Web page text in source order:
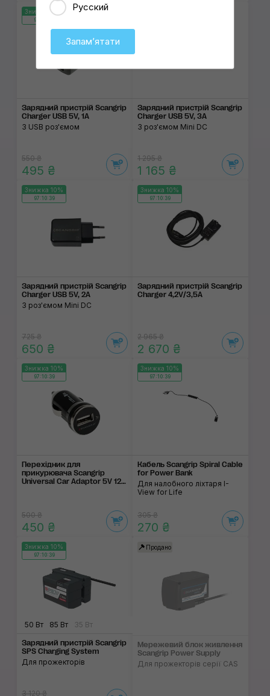
Знижка 10%
97:10:39
Зарядний пристрій Scangrip
Charger USB 5V, 1A
З USB роз'ємом
550 ₴
495 ₴
Зарядний пристрій Scangrip
Charger USB 5V, 3A
З роз'ємом Mini DC
1 295 ₴
1 165 ₴
Знижка 10%
97:10:39
Зарядний пристрій Scangrip
Charger USB 5V, 2A
З роз'ємом Mini DC
725 ₴
650 ₴
Знижка 10%
97:10:39
Зарядний пристрій Scangrip
Charger 4,2V/3,5A
2 965 ₴
2 670 ₴
Знижка 10%
97:10:39
Перехідник для
прикурювача Scangrip
Universal Car Adaptor 5V 12-
500 ₴
450 ₴
Знижка 10%
97:10:39
Кабель Scangrip Spiral Cable
for Power Bank
Для налобного ліхтаря I-
View for Life
305 ₴
270 ₴
Знижка 10%
97:10:39
50 Вт 85 Вт 35 Вт
Зарядний пристрій Scangrip
SPS Charging System
Для прожекторів
3 120 ₴
Продано
Мережевий блок живлення
Scangrip Power Supply
Для прожекторів серії CAS
Русский
Запамʼятати